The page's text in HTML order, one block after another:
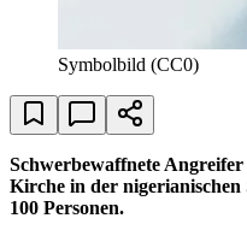
Symbolbild (CC0)
Schwerbewaffnete
Kirche in der nigerianischen
100 Personen.